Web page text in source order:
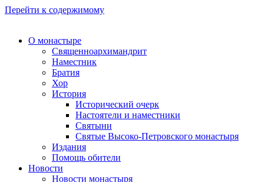
Перейти к содержимому
О монастыре
Священноархимандрит
Наместник
Братия
Хор
История
Исторический очерк
Настоятели и наместники
Святыни
Святые Высоко-Петровского монастыря
Издания
Помощь обители
Новости
Новости монастыря